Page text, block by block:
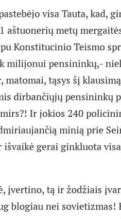
visa Tauta, kad,
aštuonerių metų
Konstitucinio Teismo
milijonui pensininkų,-
tąsys šį
dirbančiųjų pensininkų
Ir jokios 240
minią prie
gerai ginkluota
įvertino, tą ir žodžiais
blogiau nei